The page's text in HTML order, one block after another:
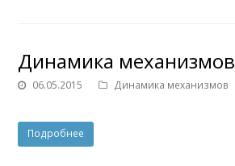
Динамика механизмов
06.05.2015 Динамика механизмов
Подробнее